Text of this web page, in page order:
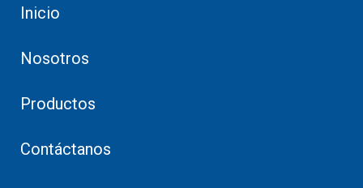
Inicio
Nosotros
Productos
Contáctanos